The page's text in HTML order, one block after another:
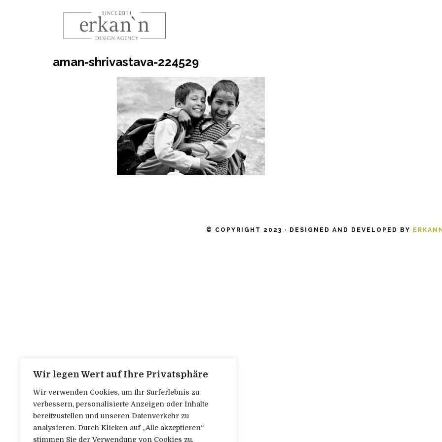
Wir legen Wert auf Ihre Privatsphäre
Wir verwenden Cookies, um Ihr Surferlebnis zu
verbessern, personalisierte Anzeigen oder Inhalte
bereitzustellen und unseren Datenverkehr zu
analysieren. Durch Klicken auf „Alle akzeptieren“
stimmen Sie der Verwendung von Cookies zu.
aman-shrivastava-224529
© COPYRIGHT 2023 · DESIGNED AND DEVELOPED BY